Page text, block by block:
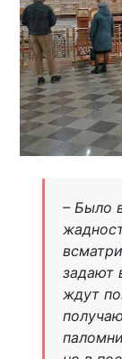
– Было
задают
ждут